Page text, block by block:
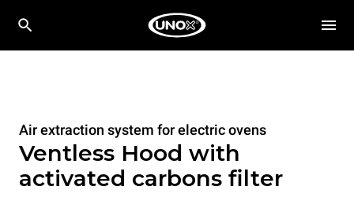
Air extraction system for electric ovens
Ventless Hood with
activated carbons filter